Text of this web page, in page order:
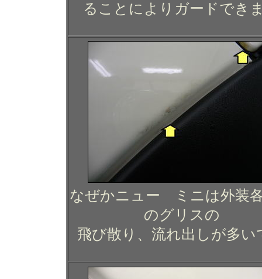
ることによりガードでき
なぜかニュー ミニは外装
のグリスの
飛び散り、流れ出しが多い